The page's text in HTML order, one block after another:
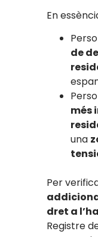
En
de
més
una
Per
dret a
Registre